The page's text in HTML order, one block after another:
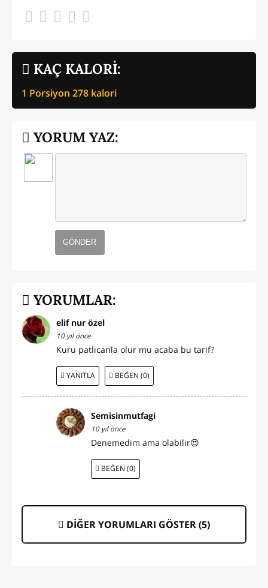
KAÇ KALORİ:
1 Porsiyon 278 kalori
YORUM YAZ:
GÖNDER
YORUMLAR:
elif nur özel
10 yıl önce
Kuru patlıcanla olur mu acaba bu tarif?
YANITLA BEĞEN (0)
Semisinmutfagi
10 yıl önce
Denemedim ama olabilir😍
BEĞEN (0)
DİĞER YORUMLARI GÖSTER (5)